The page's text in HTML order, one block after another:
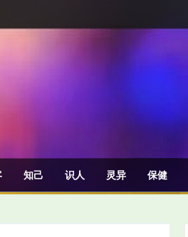
知己 识人 灵异 保健